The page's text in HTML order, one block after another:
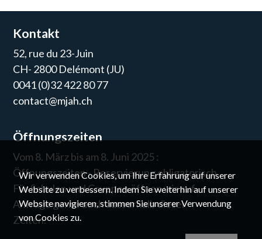
Kontakt
52, rue du 23-Juin
CH- 2800 Delémont (JU)
0041 (0)32 422 80 77
contact@mjah.ch
Öffnungszeiten
Vom 8. März bis am 8. Juni 2025 :
Öffnungszeiten - Reservierung obligatorisch
Für Schulen und Gruppen öffnen wir auf
Anfrage gerne auch ausserhalb dieser
Zeiten.
Wir verwenden Cookies, um Ihre Erfahrung auf unserer
Website zu verbessern. Indem Sie weiterhin auf unserer
Website navigieren, stimmen Sie unserer Verwendung
von Cookies zu.